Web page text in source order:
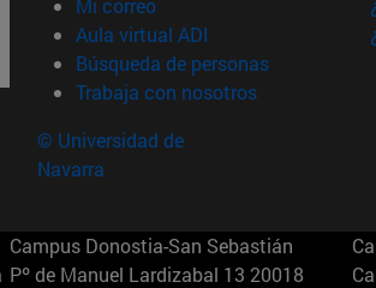
Mi correo
Aula virtual ADI (abre en nueva
Búsqueda de personas(abre en
Trabaja con nosotros(abre en
© Universidad de
Navarra
Campus Donostia-San Sebastián
Pº de Manuel Lardizabal 13 20018